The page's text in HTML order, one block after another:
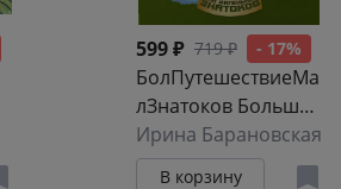
599 ₽ 719 ₽ - 17%
БолПутешествиеМа
лЗнатоков Большое
путешествие по
миру динозавров
Ирина Барановская
В корзину